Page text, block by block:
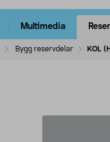
Multimedia
Bygg reservdelar KOL